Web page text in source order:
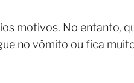
motivos. No entanto,
no vômito ou fica